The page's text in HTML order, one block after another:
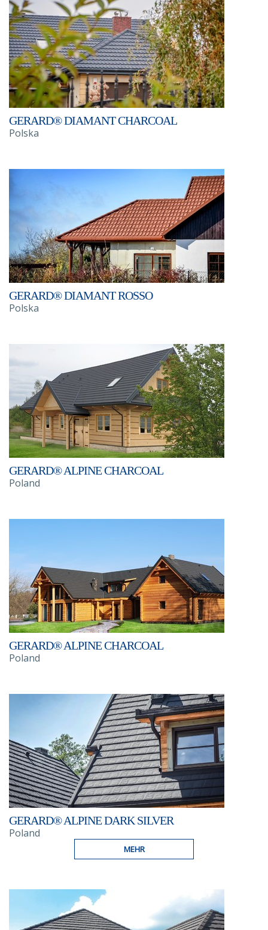
GERARD® DIAMANT CHARCOAL
Polska
GERARD® DIAMANT ROSSO
Polska
GERARD® ALPINE CHARCOAL
Poland
GERARD® ALPINE CHARCOAL
Poland
GERARD® ALPINE DARK SILVER
Poland
MEHR